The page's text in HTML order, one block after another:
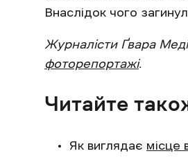
Внаслідок чого
Журналісти Ґвара
фоторепортажі.
Читайте
Як виглядає місце